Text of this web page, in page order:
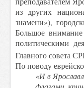
из других
знамени»),
Большое
политическими
Главного совета
По поводу
«И в